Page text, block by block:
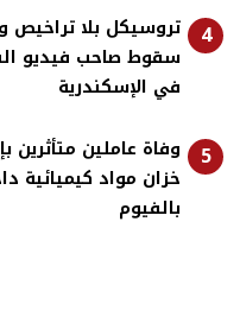
4
تروسيكل بلا تراخيص
سقوط صاحب فيديو
في الإسكندرية
5
وفاة عاملين متأثرين
خزان مواد كيميائية
بالفيوم